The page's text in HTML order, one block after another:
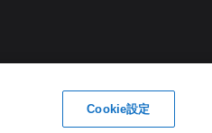
Cookie設定